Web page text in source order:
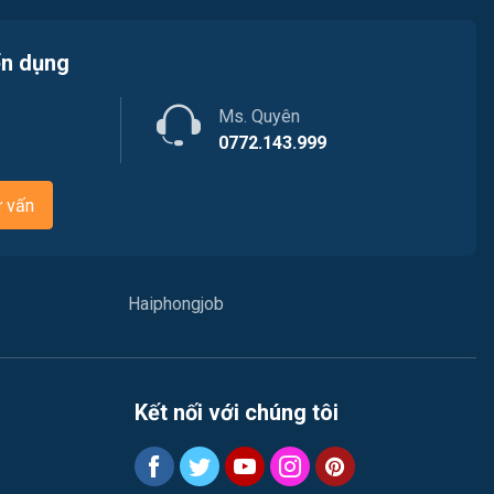
Vận chuyển / Giao nhận / Kho vận
Vệ sinh công nghiệp
Spa & Massage
Việc làm Hưng Đạo
Việc làm Thành Đông
dụng
Ms. Quyên
0772.143.999
vấn
Haiphongjob
Kết nối với chúng tôi